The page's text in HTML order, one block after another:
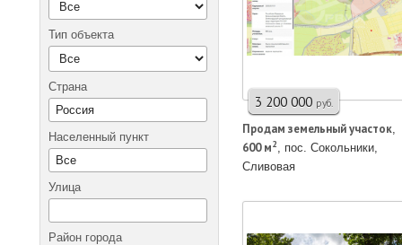
Тип объекта
Страна
Населенный пункт
Улица
Район города
3 200 000 руб.
Продам земельный участок
600 м2
, пос. Сокольники,
Сливовая